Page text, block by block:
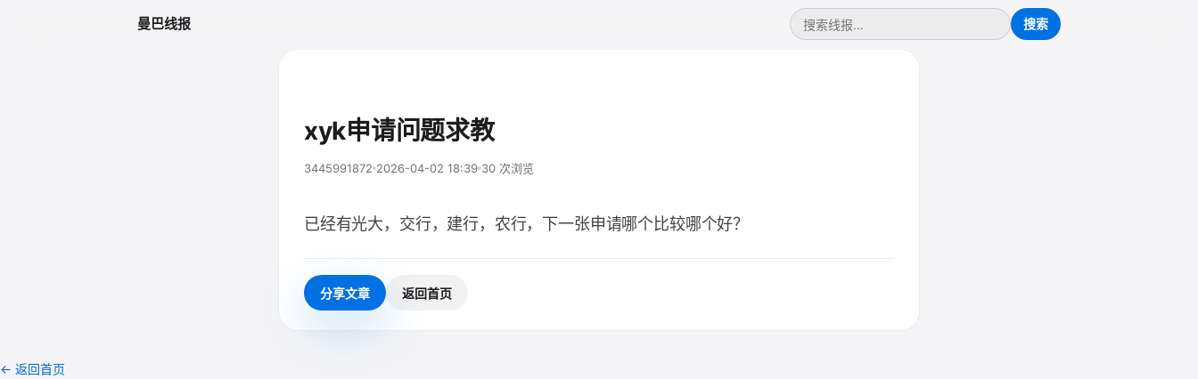
曼巴线报
xyk申请问题求教
3445991872 2026-04-02 18:39 30 次浏览
已经有光大，交行，建行，农行，下一张申请哪个比较哪个好？
分享文章 返回首页
← 返回首页